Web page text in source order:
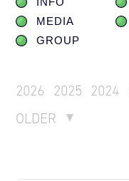
INFO
MEDIA
GROUP
2026 2025 2024
OLDER